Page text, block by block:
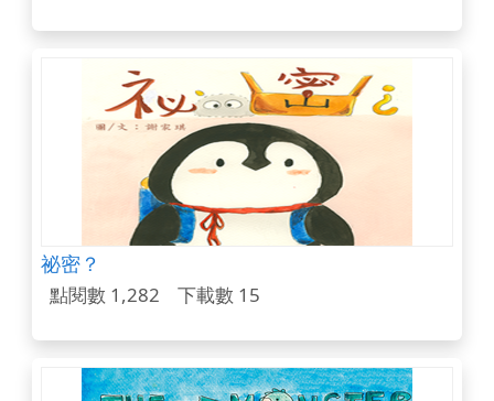
祕密？
點閱數 1,282 下載數 15